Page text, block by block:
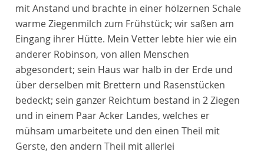
mit Anstand und brachte in einer hölzernen Schale
warme Ziegenmilch zum Frühstück; wir saßen am
Eingang ihrer Hütte. Mein Vetter lebte hier wie ein
anderer Robinson, von allen Menschen
abgesondert; sein Haus war halb in der Erde und
über derselben mit Brettern und Rasenstücken
bedeckt; sein ganzer Reichtum bestand in 2 Ziegen
und in einem Paar Acker Landes, welches er
mühsam umarbeitete und den einen Theil mit
Gerste, den andern Theil mit allerlei